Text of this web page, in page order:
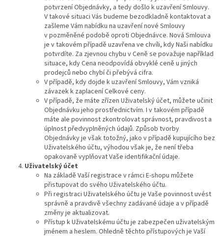
potvrzení Objednávky, a tedy došlo k uzavření Smlouvy.
V takové situaci Vás budeme bezodkladně kontaktovat a
zašleme Vám nabídku na uzavření nové Smlouvy
v pozměněné podobě oproti Objednávce. Nová Smlouva
je v takovém případě uzavřena ve chvíli, kdy Naši nabídku
potvrdíte. Za zjevnou chybu v Ceně se považuje například
situace, kdy Cena neodpovídá obvyklé ceně u jiných
prodejců nebo chybí či přebývá cifra.
V případě, kdy dojde k uzavření Smlouvy, Vám vzniká
závazek k zaplacení Celkové ceny.
V případě, že máte zřízen Uživatelský účet, můžete učinit
Objednávku jeho prostřednictvím. I v takovém případě
máte ale povinnost zkontrolovat správnost, pravdivost a
úplnost předvyplněných údajů. Způsob tvorby
Objednávky je však totožný, jako v případě kupujícího bez
Uživatelského účtu, výhodou však je, že není třeba
opakovaně vyplňovat Vaše identifikační údaje.
Uživatelský účet
Na základě Vaší registrace v rámci E-shopu můžete
přistupovat do svého Uživatelského účtu.
Při registraci Uživatelského účtu je Vaše povinnost uvést
správně a pravdivě všechny zadávané údaje a v případě
změny je aktualizovat.
Přístup k Uživatelskému účtu je zabezpečen uživatelským
jménem a heslem. Ohledně těchto přístupových je Vaší